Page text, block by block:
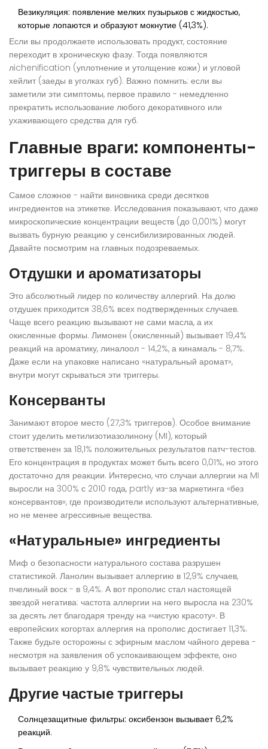
Везикуляция: появление мелких пузырьков с жидкостью,
которые лопаются и образуют мокнутие (41,3%).
Если вы продолжаете использовать продукт, состояние
переходит в хроническую фазу. Тогда появляются
лichenification (уплотнение и утолщение кожи) и угловой
хейлит (заеды в уголках губ). Важно помнить: если вы
заметили эти симптомы, первое правило - немедленно
прекратить использование любого декоративного или
ухаживающего средства для губ.
Главные враги: компоненты-
триггеры в составе
Самое сложное - найти виновника среди десятков
ингредиентов на этикетке. Исследования показывают, что даже
микроскопические концентрации веществ (до 0,001%) могут
вызвать бурную реакцию у сенсибилизированных людей.
Давайте посмотрим на главных подозреваемых.
Отдушки и ароматизаторы
Это абсолютный лидер по количеству аллергий. На долю
отдушек приходится 38,6% всех подтвержденных случаев.
Чаще всего реакцию вызывают не сами масла, а их
окисленные формы. Лимонен (окисленный) вызывает 19,4%
реакций на ароматику, линалоол - 14,2%, а кинамаль - 8,7%.
Даже если на упаковке написано «натуральный аромат»,
внутри могут скрываться эти триггеры.
Консерванты
Занимают второе место (27,3% триггеров). Особое внимание
стоит уделить метилизотиазолинону (MI), который
ответственен за 18,1% положительных результатов патч-тестов.
Его концентрация в продуктах может быть всего 0,01%, но этого
достаточно для реакции. Интересно, что случаи аллергии на MI
выросли на 300% с 2010 года, partly из-за маркетинга «без
консервантов», где производители используют альтернативные,
но не менее агрессивные вещества.
«Натуральные» ингредиенты
Миф о безопасности натурального состава разрушен
статистикой. Ланолин вызывает аллергию в 12,9% случаев,
пчелиный воск - в 9,4%. А вот прополис стал настоящей
звездой негатива: частота аллергии на него выросла на 230%
за десять лет благодаря тренду на «чистую красоту». В
европейских когортах аллергия на прополис достигает 11,3%.
Также будьте осторожны с эфирным маслом чайного дерева -
несмотря на заявления об успокаивающем эффекте, оно
вызывает реакцию у 9,8% чувствительных людей.
Другие частые триггеры
Солнцезащитные фильтры: оксибензон вызывает 6,2%
реакций.